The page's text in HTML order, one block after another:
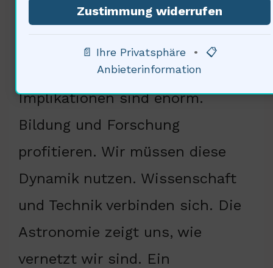
Projekte wie Artemis II sind
globale Unternehmungen. Sie
vereinen Nationen : Die sozialen
Implikationen sind enorm.
Bildung und Forschung
profitieren. Wir müssen diese
Dynamik nutzen. Wissenschaft
und Technik verbinden sich. Die
Astronomie zeigt uns, wie
vernetzt wir sind. Ein
Zustimmung widerrufen
📄 Ihre Privatsphäre • 📋
Anbieterinformation